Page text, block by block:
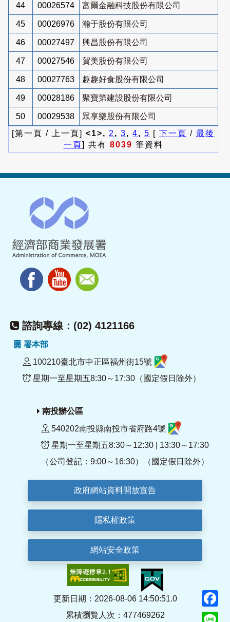
44 00026574 富爾金融科技股份有限公司
45 00026976 瀚于股份有限公司
46 00027497 興昌股份有限公司
47 00027546 賀美股份有限公司
48 00027763 趣趣好食股份有限公司
49 00028186 聚寶第建設股份有限公司
50 00029538
眾享樂股份有限公司
[第一頁 / 上一頁] <1>, 2 , 3, 4, 5 [ 下一頁 / 最後
一頁] 共有 8039 筆資料
諮詢專線：(02) 4121166
署本部
100210臺北市中正區福州街15號
星期一至星期五8:30～17:30（國定假日除外）
南投辦公區
540202南投縣南投市省府路4號
星期一至星期五8:30～12:30 | 13:30～17:30
（公司登記：9:00～16:30）（國定假日除外）
政府網站資料開放宣告
隱私權政策
網站安全政策
更新日期：2026-08-06 14:50:51.0
累積瀏覽人次：477469262